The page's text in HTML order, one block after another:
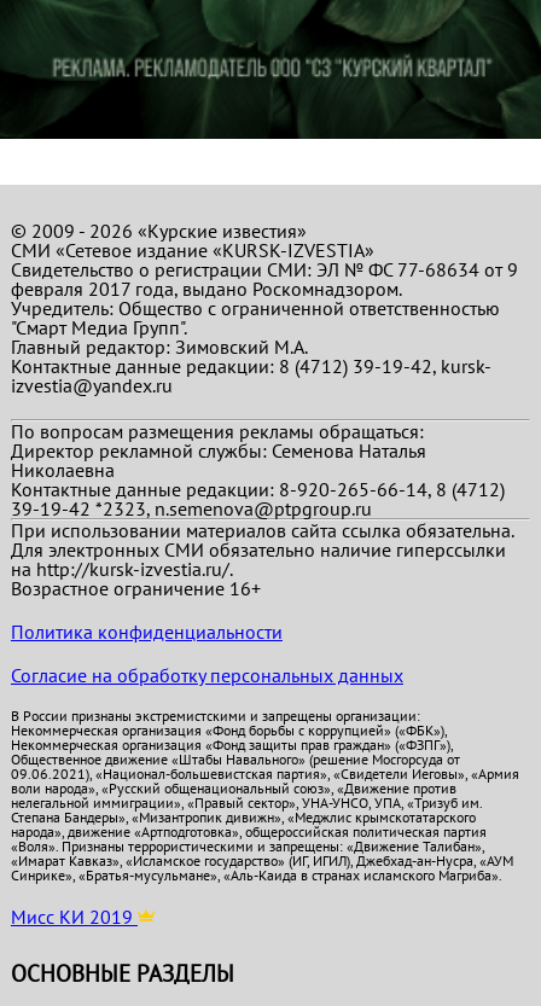
© 2009 - 2026 «Курские известия»
СМИ «Сетевое издание «KURSK-IZVESTIA»
Свидетельство о регистрации СМИ: ЭЛ № ФС 77-68634 от 9
февраля 2017 года, выдано Роскомнадзором.
Учредитель: Общество с ограниченной ответственностью
"Смарт Медиа Групп".
Главный редактор:Зимовский М.А.
Контактные данные редакции: 8 (4712) 39-19-42, kursk-
izvestia@yandex.ru
По вопросам размещения рекламы обращаться:
Директор рекламной службы: Семенова Наталья
Николаевна
Контактные данные редакции: 8-920-265-66-14, 8 (4712)
39-19-42 *2323, n.semenova@ptpgroup.ru
При использовании материалов сайта ссылка обязательна.
Для электронных СМИ обязательно наличие гиперссылки
на http://kursk-izvestia.ru/.
Возрастное ограничение 16+
Политика конфиденциальности
Согласие на обработку персональных данных
В России признаны экстремистскими и запрещены организации:
Некоммерческая организация «Фонд борьбы с коррупцией» («ФБК»),
Некоммерческая организация «Фонд защиты прав граждан» («ФЗПГ»),
Общественное движение «Штабы Навального» (решение Мосгорсуда от
09.06.2021), «Национал-большевистская партия», «Свидетели Иеговы», «Армия
воли народа», «Русский общенациональный союз», «Движение против
нелегальной иммиграции», «Правый сектор», УНА-УНСО, УПА, «Тризуб им.
Степана Бандеры», «Мизантропик дивижн», «Меджлис крымскотатарского
народа», движение «Артподготовка», общероссийская политическая партия
«Воля». Признаны террористическими и запрещены: «Движение Талибан»,
«Имарат Кавказ», «Исламское государство» (ИГ, ИГИЛ), Джебхад-ан-Нусра, «АУМ
Синрике», «Братья-мусульмане», «Аль-Каида в странах исламского Магриба».
Мисс КИ 2019
ОСНОВНЫЕ РАЗДЕЛЫ